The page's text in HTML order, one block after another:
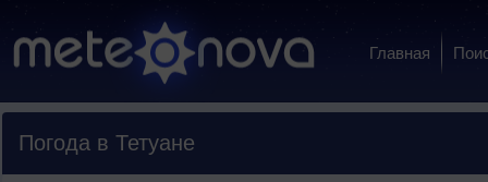
Главная
Погода в Тетуане